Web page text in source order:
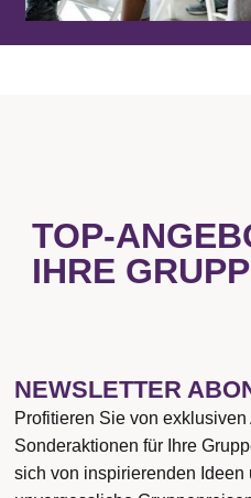
TOP-
IHRE
NEWSLETTER
Profitieren Sie von
Sonderaktionen für Ihre
sich von inspirierenden